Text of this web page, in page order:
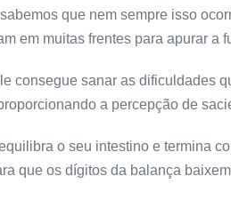
que nem sempre isso
em muitas frentes para apurar a
consegue sanar as dificuldades
a percepção de
o seu intestino e termina
que os dígitos da balança